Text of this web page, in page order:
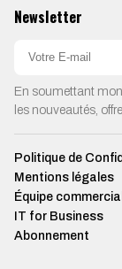
Newsletter
En soumettant
les nouveautés,
Politique de
Mentions légales
Équipe
IT for Business
Abonnement